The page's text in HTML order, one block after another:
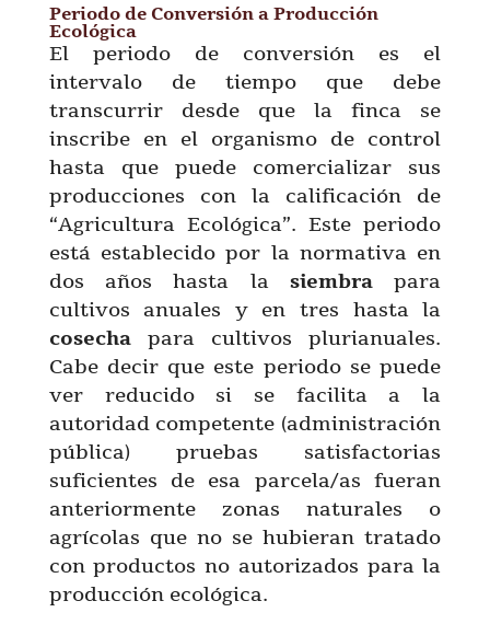
Periodo de Conversión a Producción
Ecológica
El periodo de conversión es el
intervalo de tiempo que debe
transcurrir desde que la finca se
inscribe en el organismo de control
hasta que puede comercializar sus
producciones con la calificación de
“Agricultura Ecológica”. Este periodo
está establecido por la normativa en
dos años hasta la siembrapara
cultivos anuales y en tres hasta la
cosechapara cultivos plurianuales.
Cabe decir que este periodo se puede
ver reducido si se facilita a la
autoridad competente (administración
pública) pruebas satisfactorias
suficientes de esa parcela/as fueran
anteriormente zonas naturales o
agrícolas que no se hubieran tratado
con productos no autorizados para la
producción ecológica.